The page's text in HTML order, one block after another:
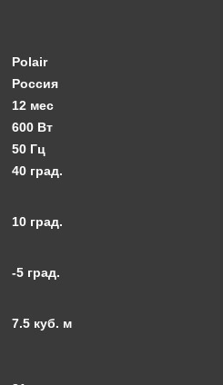
Polair
Россия
12 мес
600 Вт
50 Гц
40 град.
10 град.
-5 град.
7.5 куб. м